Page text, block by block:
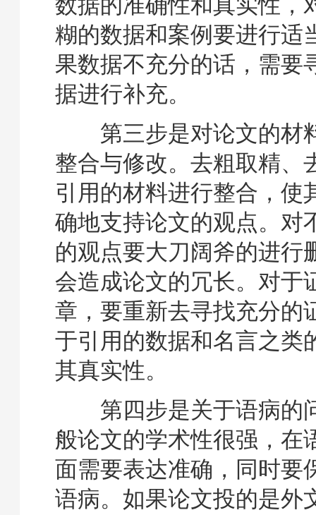
糊的数据和案例要进行适
果数据不充分的话，需要
据进行补充。
第三步是对论文的材
整合与修改。去粗取精、
引用的材料进行整合，使
确地支持论文的观点。对
的观点要大刀阔斧的进行
会造成论文的冗长。对于
章，要重新去寻找充分的
于引用的数据和名言之类
其真实性。
第四步是关于语病的
般论文的学术性很强，在
面需要表达准确，同时要
语病。如果论文投的是外